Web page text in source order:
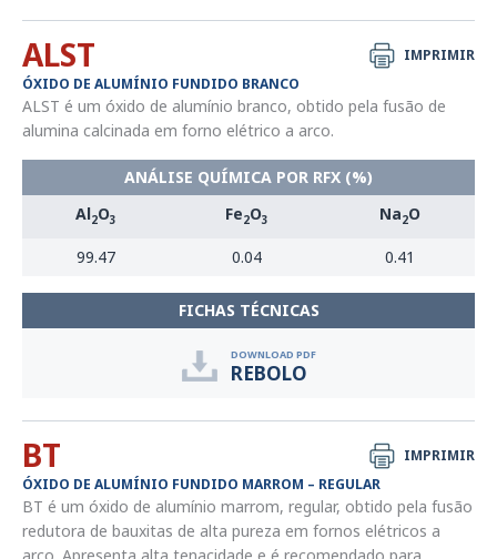
IMPRIMIR
ALST
ÓXIDO DE ALUMÍNIO FUNDIDO BRANCO
ALST é um óxido de alumínio branco, obtido pela fusão de
alumina calcinada em forno elétrico a arco.
ANÁLISE QUÍMICA POR RFX (%)
Al2O3 Fe2O3 Na2O
99.47 0.04 0.41
FICHAS TÉCNICAS
DOWNLOAD PDF
REBOLO
IMPRIMIR
BT
ÓXIDO DE ALUMÍNIO FUNDIDO MARROM – REGULAR
BT é um óxido de alumínio marrom, regular, obtido pela fusão
redutora de bauxitas de alta pureza em fornos elétricos a